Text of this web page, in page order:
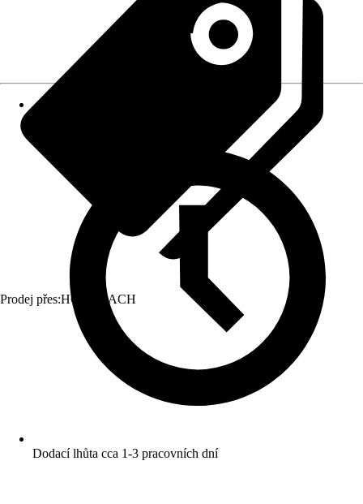
Prodej přes:HORNBACH
Dodací lhůta cca 1-3 pracovních dní